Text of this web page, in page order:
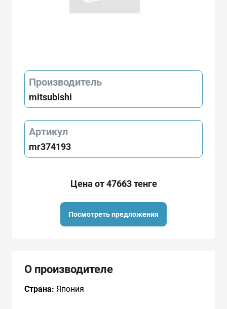
Производитель
mitsubishi
Артикул
mr374193
Цена от 47663 тенге
Посмотреть предложения
О производителе
Страна: Япония